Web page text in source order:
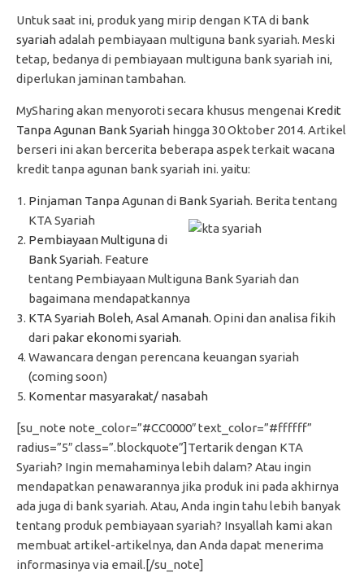
Untuk saat ini, produk yang mirip dengan KTA di bank
syariahadalah pembiayaan multiguna bank syariah. Meski
tetap, bedanya di pembiayaan multiguna bank syariah ini,
diperlukan jaminan tambahan.
MySharing akan menyoroti secara khusus mengenai Kredit
Tanpa Agunan Bank Syariah hingga 30 Oktober 2014. Artikel
berseri ini akan bercerita beberapa aspek terkait wacana
kredit tanpa agunan bank syariah ini. yaitu:
Pinjaman Tanpa Agunan di Bank Syariah. Berita tentang
KTA Syariah
Pembiayaan Multiguna di
Bank Syariah. Feature
tentang Pembiayaan Multiguna Bank Syariah dan
bagaimana mendapatkannya
KTA Syariah Boleh, Asal Amanah. Opini dan analisa fikih
dari pakar ekonomi syariah.
Wawancara dengan perencana keuangan syariah
(coming soon)
Komentar masyarakat/ nasabah
[su_note note_color=”#CC0000″ text_color=”#ffffff”
radius=”5″ class=”.blockquote”]Tertarik dengan KTA
Syariah? Ingin memahaminya lebih dalam? Atau ingin
mendapatkan penawarannya jika produk ini pada akhirnya
ada juga di bank syariah. Atau, Anda ingin tahu lebih banyak
tentang produk pembiayaan syariah? Insyallah kami akan
membuat artikel-artikelnya, dan Anda dapat menerima
informasinya via email.[/su_note]